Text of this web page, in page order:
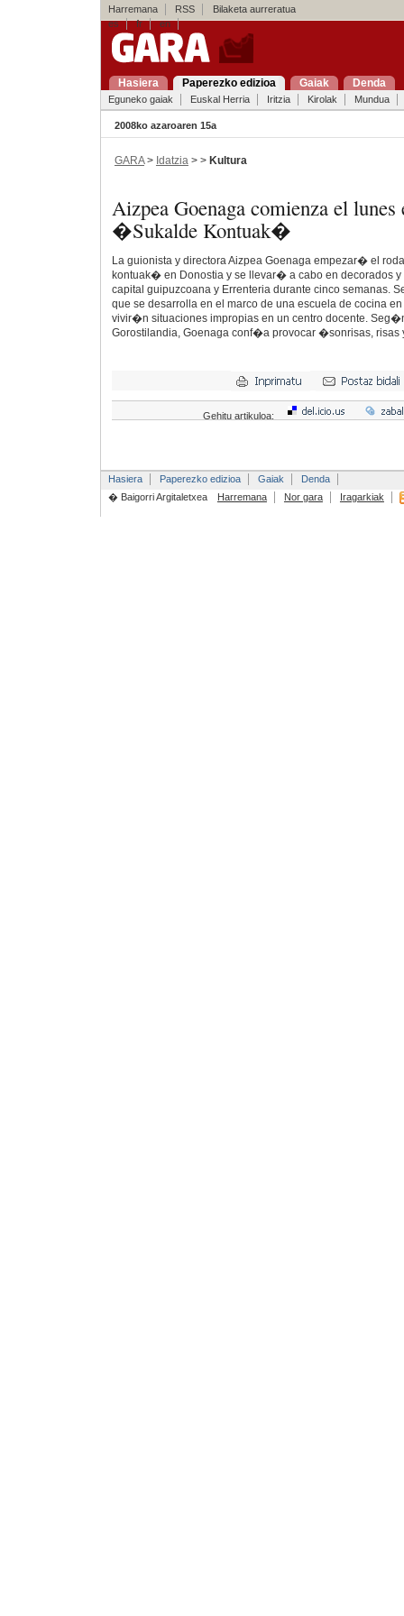
Harremana RSS
Bilaketa aurreratua
es
fr en
Hasiera Paperezko edizioa Gaiak Denda
Eguneko gaiak Euskal Herria Iritzia Kirolak Mundua
2008ko azaroaren 15a
GARA> Idatzia > > Kultura
Aizpea Goenaga comienza el lunes
�Sukalde Kontuak�
La guionista y directora Aizpea Goenaga empezar� el
kontuak� en Donostia y se llevar� a cabo en decorados
capital guipuzcoana y Errenteria durante cinco semanas.
que se desarrolla en el marco de una escuela de cocina
vivir�n situaciones impropias en un centro docente.
Gorostilandia, Goenaga conf�a provocar �sonrisas,
Gehitu artikuloa:
Hasiera Paperezko edizioa Gaiak
Denda
� Baigorri Argitaletxea
Harremana Nor gara Iragarkiak